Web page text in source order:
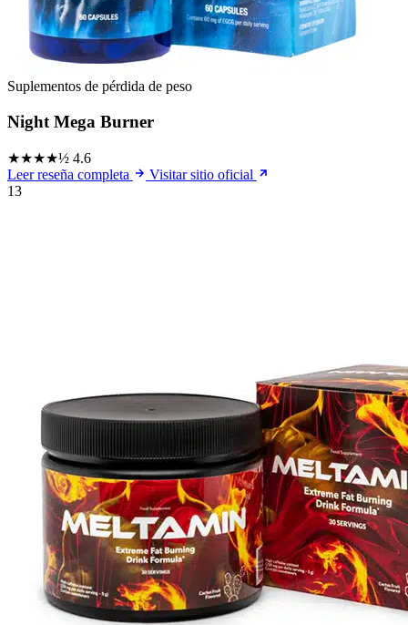
Suplementos de pérdida de peso
Night Mega Burner
★★★★½ 4.6
Leer reseña completa
Visitar sitio oficial
13